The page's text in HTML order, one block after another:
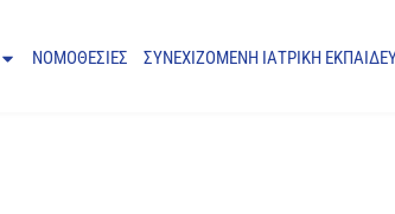
ΝΟΜΟΘΕΣΙΕΣ ΣΥΝΕΧΙΖΟΜΕΝΗ ΙΑΤΡΙΚΗ